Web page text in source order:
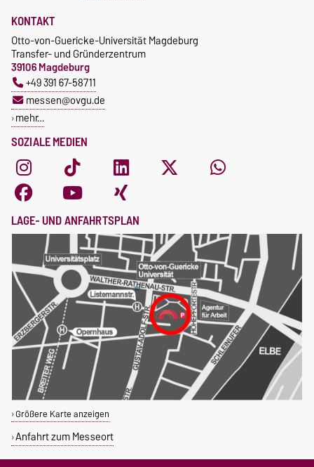
SOZIALE MEDIEN
KONTAKT
Otto-von-Guericke-Universität Magdeburg
Transfer- und Gründerzentrum
39106 Magdeburg
+49 391 67-58711
messen@ovgu.de
mehr…
LAGE- UND ANFAHRTSPLAN
Größere Karte anzeigen
Anfahrt zum Messeort